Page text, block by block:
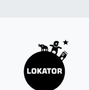
zawartości